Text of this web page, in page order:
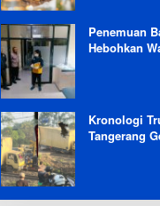
Penemuan
Hebohkan
Kronologi
Tangerang